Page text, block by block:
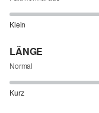
Klein
LÄNGE
Normal
Kurz